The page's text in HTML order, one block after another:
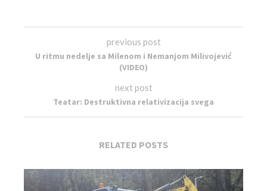
previous post
U ritmu nedelje sa Milenom i Nemanjom Milivojević
(VIDEO)
next post
Teatar: Destruktivna relativizacija svega
RELATED POSTS